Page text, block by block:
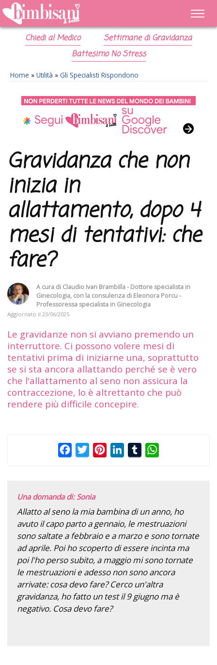
Chiedi al Medico
Settimane di Gravidanza
Battesimo No Stress
Home » Utilità » Gli Specialisti Rispondono
Gravidanza che non
inizia in
allattamento, dopo 4
mesi di tentativi: che
fare?
A cura di Claudio Ivan Brambilla - Dottore specialista in
Ginecologia, con la consulenza di Eleonora Porcu -
Professoressa specialista in Ginecologia
Aggiornato il 23/06/2025
Le gravidanze non si avviano premendo un
interruttore. Ci possono volere mesi di
tentativi prima di iniziarne una, soprattutto
se si sta ancora allattando perché se è vero
che l'allattamento al seno non assicura la
contraccezione, lo è altrettanto che può
rendere più difficile concepire.
FacebookTwitterPinterestLinkedInTumblr
Una domanda di: Sonia
Allatto al seno la mia bambina di un anno, ho
avuto il capo parto a gennaio, le mestruazioni
sono saltate a febbraio e a marzo e sono tornate
ad aprile. Poi ho scoperto di essere incinta ma
poi l'ho perso subito, a maggio mi sono tornate
le mestruazioni e adesso non sono ancora
arrivate: cosa devo fare? Cerco un'altra
gravidanza, ho fatto un test il 9 giugno ma è
negativo. Cosa devo fare?